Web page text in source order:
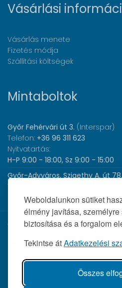
Weboldalunkon sütiket
élmény javítása,
biztosítása és a forgalom
Tekintse átAdatkezelési
Összes
Vásárlási
Vásárlás menete
Fizetés módja
Szállítási költségek
Mintaboltok
Győr Fehérvári út 3. (Interspar)
Telefon: +36 96 311 623
Nyitvatartás:
H-P 9:00 - 18:00, Sz 9:00 - 15:00
Győr-Adyváros, Szigethy A. út 78.
Telefon:
Nyitvatartás:H-P 8:00 - 17:00
© 2026 Wolf Orvosi Műszer Kft. |